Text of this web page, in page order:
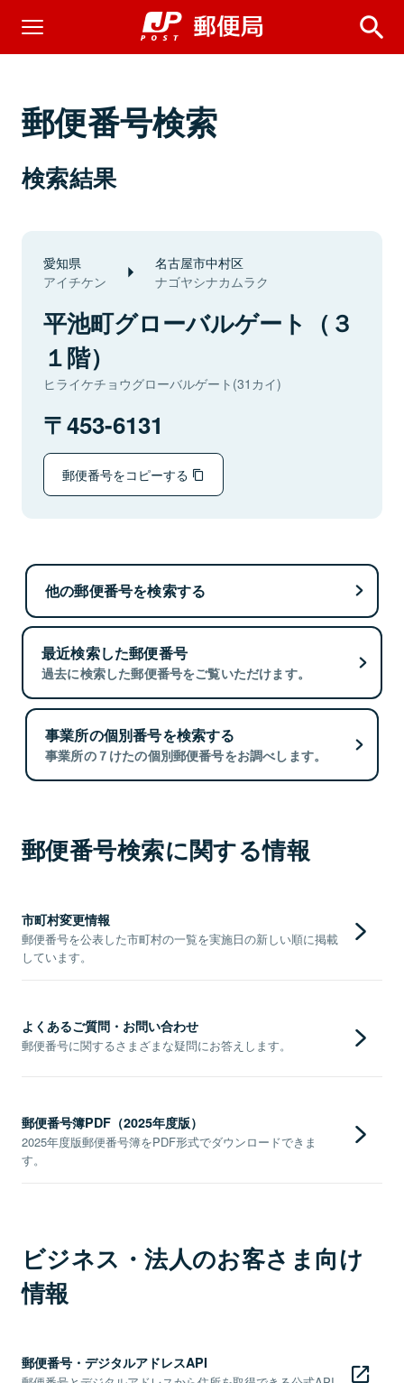
郵便番号検索
検索結果
愛知県
アイチケン
名古屋市中村区
ナゴヤシナカムラク
平池町グローバルゲート（３
１階）
ヒライケチョウグローバルゲート(31カイ)
453-6131
郵便番号をコピーする
他の郵便番号を検索する
最近検索した郵便番号
過去に検索した郵便番号をご覧いただけます。
事業所の個別番号を検索する
事業所の７けたの個別郵便番号をお調べします。
郵便番号検索に関する情報
市町村変更情報
郵便番号を公表した市町村の一覧を実施日の新しい順に掲載
しています。
よくあるご質問・お問い合わせ
郵便番号に関するさまざまな疑問にお答えします。
郵便番号簿PDF（2025年度版）
2025年度版郵便番号簿をPDF形式でダウンロードできま
す。
ビジネス・法人のお客さま向け
情報
郵便番号・デジタルアドレスAPI